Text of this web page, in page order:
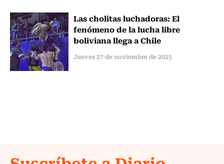
Las cholitas luchadoras: El
fenómeno de la lucha libre
boliviana llega a Chile
Jueves 27 de noviembre de 2025